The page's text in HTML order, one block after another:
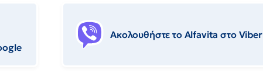
Ακολουθήστε το Αlfavita στο Viber